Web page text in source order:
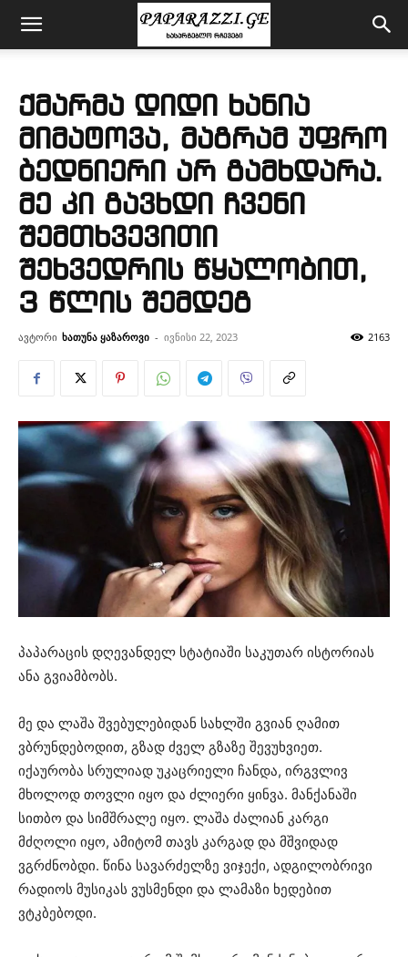
ქმარმა დიდი ხანია
მიმატოვა, მაგრამ უფრო
ბედნიერი არ გამხდარა.
მე კი გავხდი ჩვენი
შემთხვევითი
შეხვედრის წყალობით,
3 წლის შემდეგ
ავტორი ხათუნა ყაზაროვი - ივნისი 22, 2023 2163
პაპარაცის დღევანდელ სტატიაში საკუთარ ისტორიას
ანა გვიამბობს.
მე და ლაშა შვებულებიდან სახლში გვიან ღამით
ვბრუნდებოდით, გზად ძველ გზაზე შევუხვიეთ.
იქაურობა სრულიად უკაცრიელი ჩანდა, ირგვლივ
მხოლოდ თოვლი იყო და ძლიერი ყინვა. მანქანაში
სითბო და სიმშრალე იყო. ლაშა ძალიან კარგი
მძღოლი იყო, ამიტომ თავს კარგად და მშვიდად
ვგრძნობდი. წინა სავარძელზე ვიჯექი, ადგილობრივი
რადიოს მუსიკას ვუსმენდი და ლამაზი ხედებით
ვტკბებოდი.